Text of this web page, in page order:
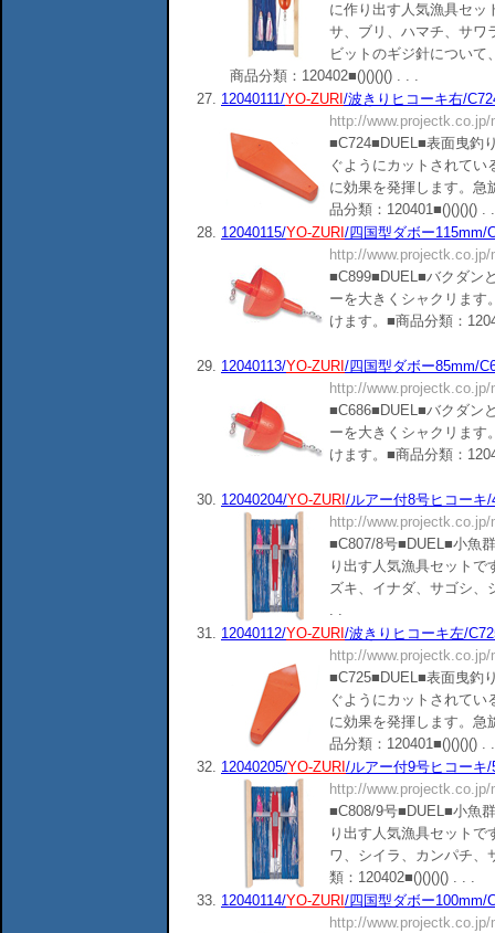
に作り出す人気漁具セッ
サ、ブリ、ハマチ、サワ
ビットのギジ針について
商品分類：120402■()()()() . . .
27. 12040111/YO-ZURI /波きりヒコーキ右/
http://
■C724■DUEL■表面曳釣
ぐようにカットされて
に効果を発揮します。急
品分類：120401■()()()() .
28. 12040115/YO-ZURI /四国型ダボー115mm/
http://
■C899■DUEL■バクダン
ーを大きくシャクリます
けます。■商品分類：
29. 12040113/YO-ZURI /四国型ダボー85mm/
http://
■C686■DUEL■バクダン
ーを大きくシャクリます
けます。■商品分類：
30. 12040204/YO-ZURI /ルアー付8号ヒコーキ
http://
■C807/8号■DUEL■小魚
り出す人気漁具セットで
ズキ、イナダ、サゴシ、
. .
31. 12040112/YO-ZURI /波きりヒコーキ左/
http://
■C725■DUEL■表面曳釣
ぐようにカットされて
に効果を発揮します。急
品分類：120401■()()()() .
32. 12040205/YO-ZURI /ルアー付9号ヒコーキ
http://
■C808/9号■DUEL■小魚
り出す人気漁具セットで
ワ、シイラ、カンパチ、
類：120402■()()()() . . .
33. 12040114/YO-ZURI /四国型ダボー100mm/
http://